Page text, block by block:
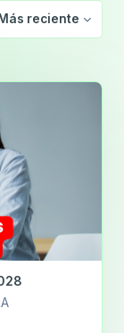
Más reciente